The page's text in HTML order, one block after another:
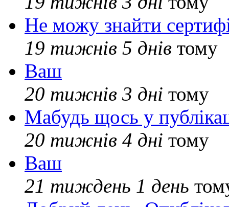
Не можу знайти
19 тижнів 5 днів тому
Ваш
20 тижнів 3 дні тому
Мабудь щось у
20 тижнів 4 дні тому
Ваш
21 тиждень 1 день